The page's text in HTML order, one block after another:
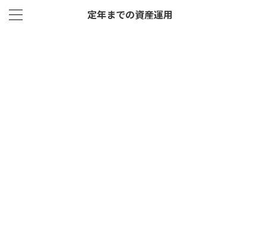
定年までの資産運用